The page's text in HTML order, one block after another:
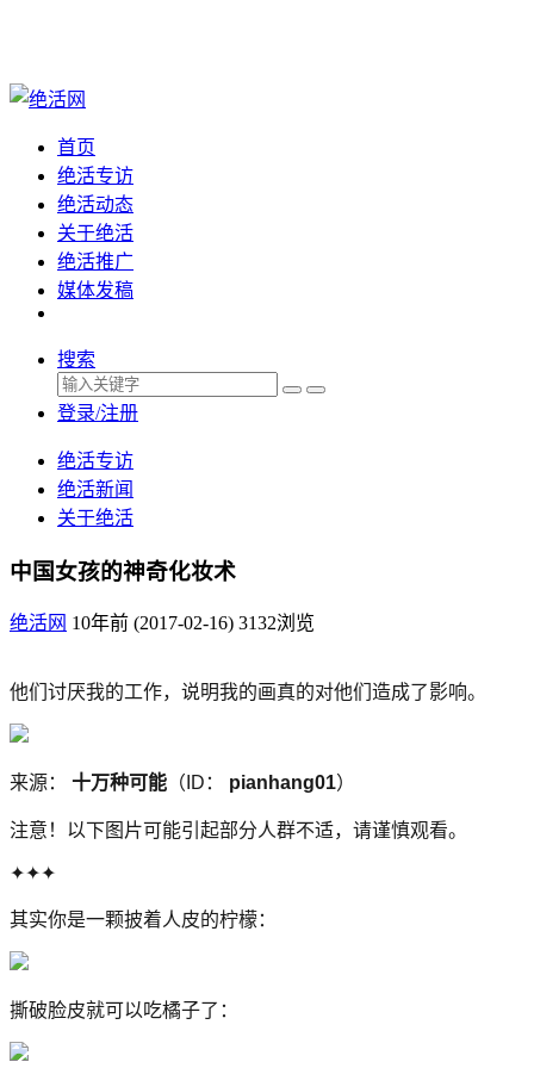
首页
绝活专访
绝活动态
关于绝活
绝活推广
媒体发稿
搜索
登录/注册
绝活专访
绝活新闻
关于绝活
中国女孩的神奇化妆术
绝活网 10年前 (2017-02-16) 3132浏览
他们讨厌我的工作，说明我的画真的对他们造成了影响。
来源： 十万种可能 （ID： pianhang01）
注意！以下图片可能引起部分人群不适，请谨慎观看。
✦✦✦
其实你是一颗披着人皮的柠檬：
撕破脸皮就可以吃橘子了：